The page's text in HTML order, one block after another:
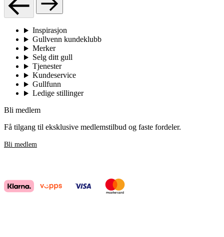
Inspirasjon
Gullvenn kundeklubb
Merker
Selg ditt gull
Tjenester
Kundeservice
Gullfunn
Ledige stillinger
Bli medlem
Få tilgang til eksklusive medlemstilbud og faste fordeler.
Bli medlem